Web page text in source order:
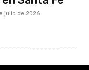
julio de 2026